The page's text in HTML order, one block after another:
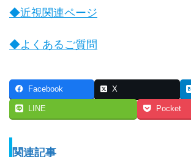
◆近視関連ページ
◆よくあるご質問
Facebook X
LINE Pocket
関連記事